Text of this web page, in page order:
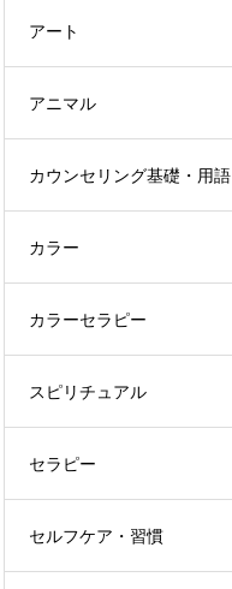
アート
アニマル
カウンセリング基礎・用語
カラー
カラーセラピー
スピリチュアル
セラピー
セルフケア・習慣